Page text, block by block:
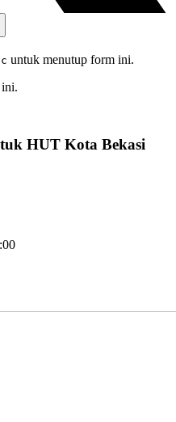
untuk menutup form ini.
HUT Kota Bekasi